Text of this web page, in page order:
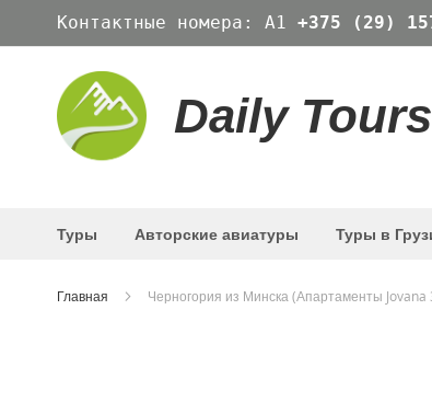
Skip
to
Контактные номера: А1 +375 (29)
Daily Tours
Туры Авторские авиатуры Туры в
Главная Черногория из Минска (Апартаменты Jovana